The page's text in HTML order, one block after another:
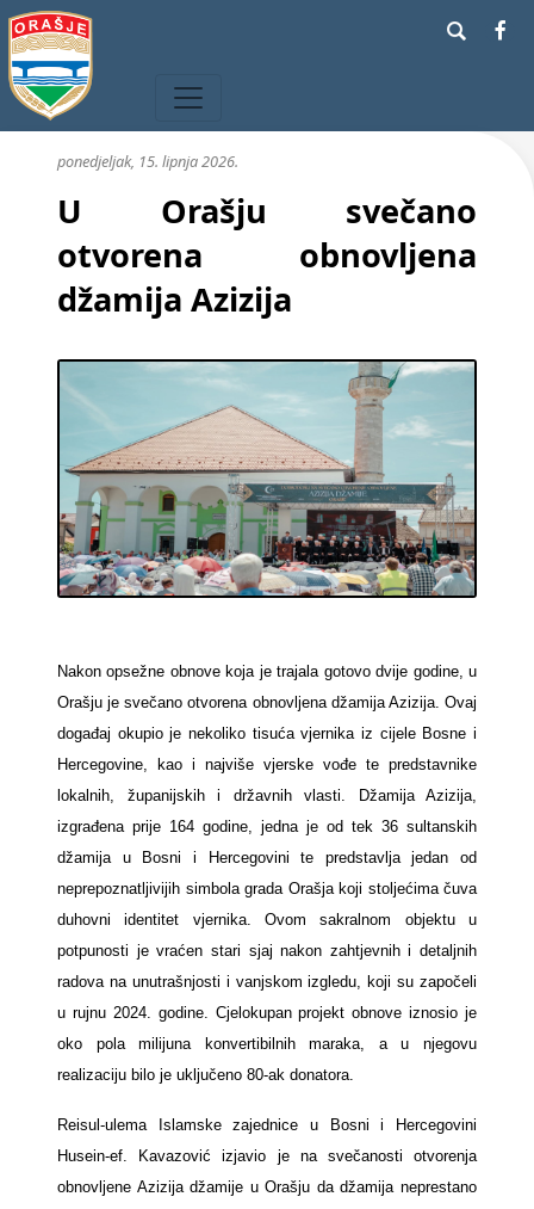
ponedjeljak, 15. lipnja 2026.
U Orašju svečano
otvorena obnovljena
džamija Azizija
Nakon opsežne obnove koja je trajala gotovo dvije godine, u
Orašju je svečano otvorena obnovljena džamija Azizija. Ovaj
događaj okupio je nekoliko tisuća vjernika iz cijele Bosne i
Hercegovine, kao i najviše vjerske vođe te predstavnike
lokalnih, županijskih i državnih vlasti. Džamija Azizija,
izgrađena prije 164 godine, jedna je od tek 36 sultanskih
džamija u Bosni i Hercegovini te predstavlja jedan od
neprepoznatljivijih simbola grada Orašja koji stoljećima čuva
duhovni identitet vjernika. Ovom sakralnom objektu u
potpunosti je vraćen stari sjaj nakon zahtjevnih i detaljnih
radova na unutrašnjosti i vanjskom izgledu, koji su započeli
u rujnu 2024. godine. Cjelokupan projekt obnove iznosio je
oko pola milijuna konvertibilnih maraka, a u njegovu
realizaciju bilo je uključeno 80-ak donatora.
Reisul-ulema Islamske zajednice u Bosni i Hercegovini
Husein-ef. Kavazović izjavio je na svečanosti otvorenja
obnovljene Azizija džamije u Orašju da džamija neprestano